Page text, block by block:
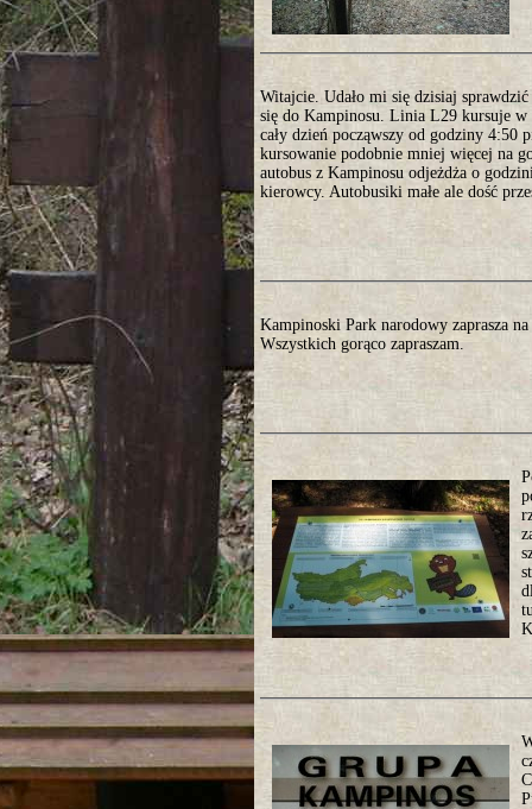
Witajcie. Udało mi się dzisiaj
się do Kampinosu. Linia L29 kursuje w
cały dzień począwszy od godziny 4:50
kursowanie podobnie mniej więcej na
autobus z Kampinosu odjeżdża o
kierowcy. Autobusiki małe ale dość
Kampinoski Park narodowy zaprasza
Wszystkich gorąco zapraszam.